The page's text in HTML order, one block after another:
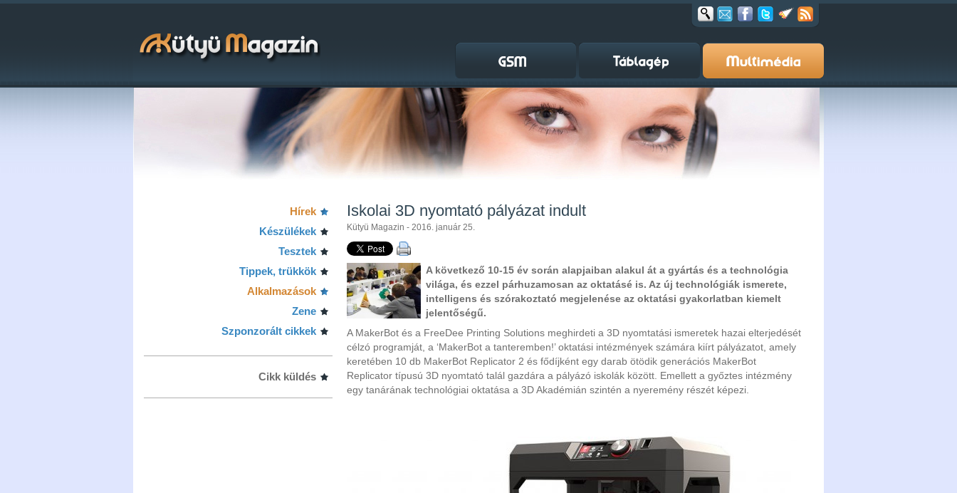
Hírek
Készülékek
Tesztek
Tippek, trükkök
Alkalmazások
Zene
Szponzorált cikkek
Cikk küldés
Iskolai 3D nyomtató pályázat indult
Kütyü Magazin - 2016. január 25.
A következő 10-15 év során alapjaiban alakul át a gyártás és a technológia
világa, és ezzel párhuzamosan az oktatásé is. Az új technológiák ismerete,
intelligens és szórakoztató megjelenése az oktatási gyakorlatban kiemelt
jelentőségű.
A MakerBot és a FreeDee Printing Solutions meghirdeti a 3D nyomtatási ismeretek hazai elterjedését
célzó programját, a ‘MakerBot a tanteremben!’ oktatási intézmények számára kiírt pályázatot, amely
keretében 10 db MakerBot Replicator 2 és fődíjként egy darab ötödik generációs MakerBot
Replicator típusú 3D nyomtató talál gazdára a pályázó iskolák között. Emellett a győztes intézmény
egy tanárának technológiai oktatása a 3D Akadémián szintén a nyeremény részét képezi.